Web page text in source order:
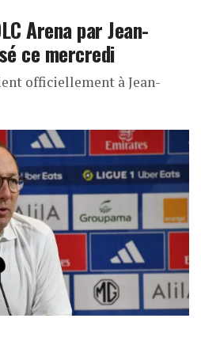
Arena par Jean-
ce mercredi
officiellement à Jean-